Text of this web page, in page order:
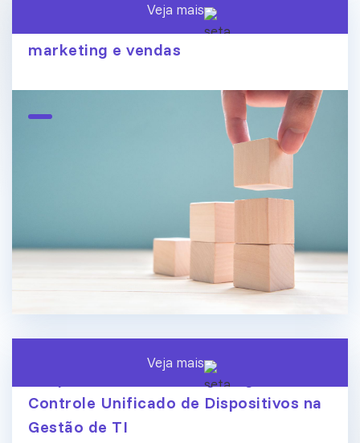
O fim dos silos de dados: conecte
marketing e vendas
Veja mais
Endpoint Central ManageEngine:
Controle Unificado de Dispositivos na
Gestão de TI
Veja mais